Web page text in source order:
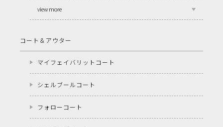
view more
コート＆アウター
マイフェイバリットコート
シェルブールコート
フォローコート